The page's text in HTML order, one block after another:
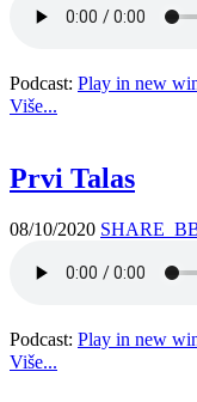
Podcast: Play in new
Više...
Prvi Talas
08/10/2020
Podcast: Play in new
Više...